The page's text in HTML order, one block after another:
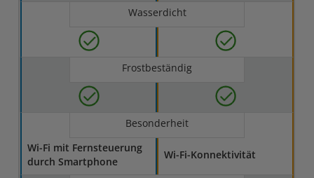
Wasserdicht
Frostbeständig
Besonderheit
Wi-Fi mit Fernsteuerung
durch Smartphone
Wi-Fi-Konnektivität